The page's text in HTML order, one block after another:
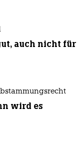
auch nicht für
wird es